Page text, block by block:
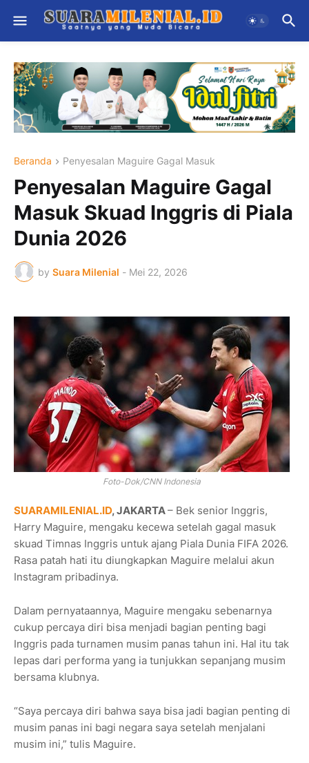
Beranda Penyesalan Maguire Gagal Masuk
Penyesalan Maguire Gagal
Masuk Skuad Inggris di Piala
Dunia 2026
by Suara Milenial - Mei 22, 2026
Foto-Dok/CNN Indonesia
SUARAMILENIAL.ID, JAKARTA– Bek senior Inggris,
Harry Maguire, mengaku kecewa setelah gagal masuk
skuad Timnas Inggris untuk ajang Piala Dunia FIFA 2026.
Rasa patah hati itu diungkapkan Maguire melalui akun
Instagram pribadinya.
Dalam pernyataannya, Maguire mengaku sebenarnya
cukup percaya diri bisa menjadi bagian penting bagi
Inggris pada turnamen musim panas tahun ini. Hal itu tak
lepas dari performa yang ia tunjukkan sepanjang musim
bersama klubnya.
“Saya percaya diri bahwa saya bisa jadi bagian penting di
musim panas ini bagi negara saya setelah menjalani
musim ini,” tulis Maguire.